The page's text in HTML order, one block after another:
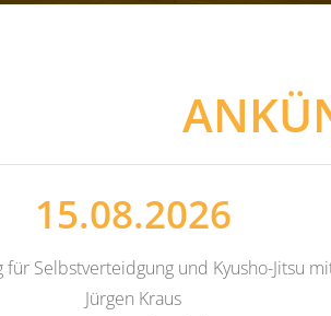
15.08.2026
für Selbstverteidgung und Kyusho-Jitsu
Jürgen Kraus